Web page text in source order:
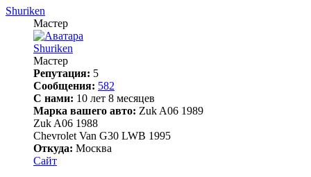
Shuriken
Мастер
Shuriken
Мастер
Репутация: 5
Сообщения: 582
С нами: 10 лет 8 месяцев
Марка вашего авто: Zuk A06 1989
Zuk A06 1988
Chevrolet Van G30 LWB 1995
Откуда: Москва
Сайт